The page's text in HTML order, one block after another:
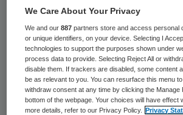
Het ministerie van
haar begroting voor 2015
basis van wat er in 2014
uitgegeven. Voor de
betekent dit dat er een extra
85 miljoen euro beschikbaar
We Care About Your Privacy
We and our887 partners store and access personal
or unique identifiers, on your device. Selecting I
technologies to support the purposes shown under
process data to provide. Selecting Reject All or
disable them. If trackers are disabled, some content
be as relevant to you. You can resurface this menu
withdraw consent at any time by clicking the Manage
bottom of the webpage. Your choices will have effect
more details, refer to our Privacy Policy.
Privacy